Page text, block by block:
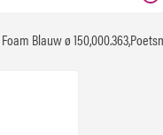
Blauw ø